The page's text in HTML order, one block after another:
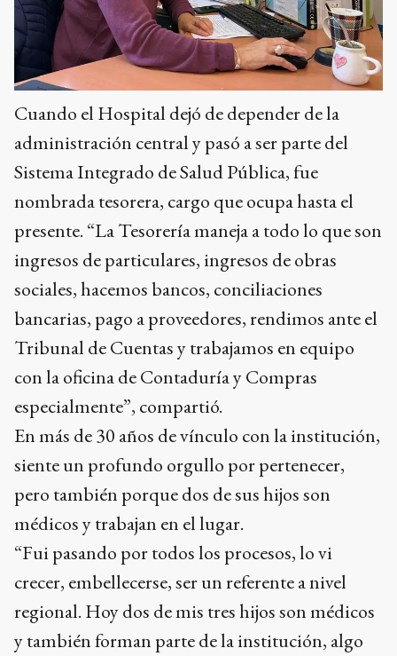
Cuando el Hospital dejó de depender de la
administración central y pasó a ser parte del
Sistema Integrado de Salud Pública, fue
nombrada tesorera, cargo que ocupa hasta el
presente. “La Tesorería maneja a todo lo que son
ingresos de particulares, ingresos de obras
sociales, hacemos bancos, conciliaciones
bancarias, pago a proveedores, rendimos ante el
Tribunal de Cuentas y trabajamos en equipo
con la oficina de Contaduría y Compras
especialmente”, compartió.
En más de 30 años de vínculo con la institución,
siente un profundo orgullo por pertenecer,
pero también porque dos de sus hijos son
médicos y trabajan en el lugar.
“Fui pasando por todos los procesos, lo vi
crecer, embellecerse, ser un referente a nivel
regional. Hoy dos de mis tres hijos son médicos
y también forman parte de la institución, algo